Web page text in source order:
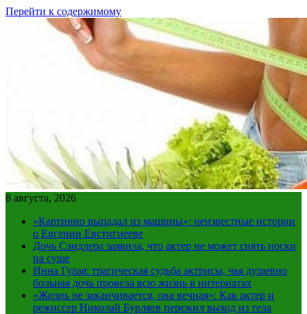
Перейти к содержимому
8 августа, 2026
«Картинно выпадал из машины»: неизвестные истории
о Евгении Евстигнееве
Дочь Сэндлера заявила, что актер не может снять носки
на суше
Инна Гулая: трагическая судьба актрисы, чья душевно
больная дочь провела всю жизнь в интернатах
«Жизнь не заканчивается, она вечная»: Как актер и
режиссер Николай Бурляев пережил выход из тела